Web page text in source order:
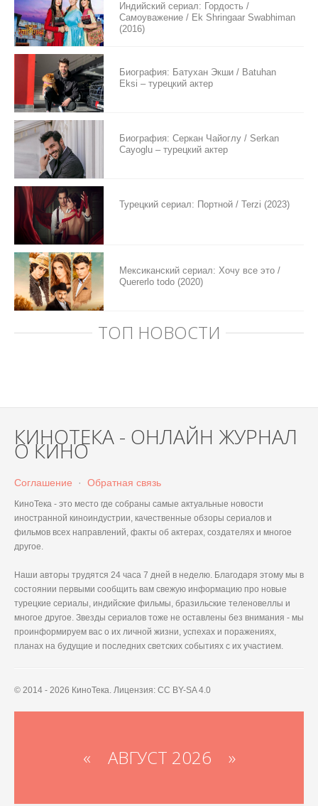
Индийский сериал: Гордость /
Самоуважение / Ek Shringaar Swabhiman
(2016)
Биография: Батухан Экши / Batuhan
Eksi – турецкий актер
Биография: Серкан Чайоглу / Serkan
Cayoglu – турецкий актер
Турецкий сериал: Портной / Terzi (2023)
Мексиканский сериал: Хочу все это /
Quererlo todo (2020)
ТОП НОВОСТИ
КИНОТЕКА - ОНЛАЙН ЖУРНАЛ
О КИНО
Соглашение · Обратная связь
КиноТека - это место где собраны самые актуальные новости
иностранной киноиндустрии, качественные обзоры сериалов и
фильмов всех направлений, факты об актерах, создателях и многое
другое.
Наши авторы трудятся 24 часа 7 дней в неделю. Благодаря этому мы в
состоянии первыми сообщить вам свежую информацию про новые
турецкие сериалы, индийские фильмы, бразильские теленовеллы и
многое другое. Звезды сериалов тоже не оставлены без внимания - мы
проинформируем вас о их личной жизни, успехах и поражениях,
планах на будущие и последних светских событиях с их участием.
© 2014 - 2026 КиноТека. Лицензия: CC BY-SA 4.0
« АВГУСТ 2026 »